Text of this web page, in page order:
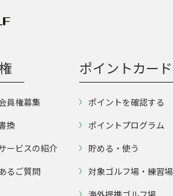
員権募集
換
ービスの紹介
るご質問
ポイントカード
ポイントを確認する
ポイントプログラム
貯める・使う
対象ゴルフ場・練習場